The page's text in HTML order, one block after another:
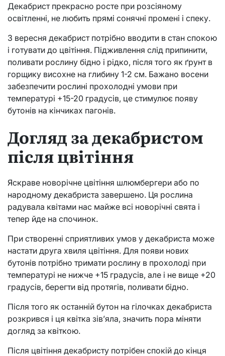
Декабрист прекрасно росте при розсіяному
освітленні, не любить прямі сонячні промені і спеку.
З вересня декабрист потрібно вводити в стан спокою
і готувати до цвітіння. Підживлення слід припинити,
поливати рослину бідно і рідко, після того як ґрунт в
горщику висохне на глибину 1-2 см. Бажано восени
забезпечити рослині прохолодні умови при
температурі +15-20 градусів, це стимулює появу
бутонів на кінчиках пагонів.
Догляд за декабристом
після цвітіння
Яскраве новорічне цвітіння шлюмбергери або по
народному декабриста завершено. Ця рослина
радувала квітами нас майже всі новорічні свята і
тепер йде на спочинок.
При створенні сприятливих умов у декабриста може
настати друга хвиля цвітіння. Для появи нових
бутонів потрібно тримати рослину в прохолоді при
температурі не нижче +15 градусів, але і не вище +20
градусів, берегти від протягів, поливати бідно.
Після того як останній бутон на гілочках декабриста
розкрився і ця квітка зів’яла, значить пора міняти
догляд за квіткою.
Після цвітіння декабристу потрібен спокій до кінця